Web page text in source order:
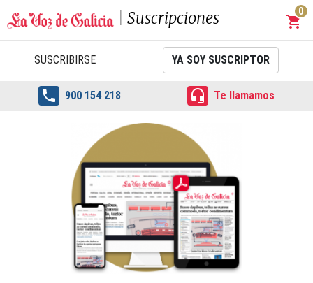
Suscripciones shopping_cart
0
SUSCRIBIRSE YA SOY SUSCRIPTOR
 900 154 218  Te llamamos